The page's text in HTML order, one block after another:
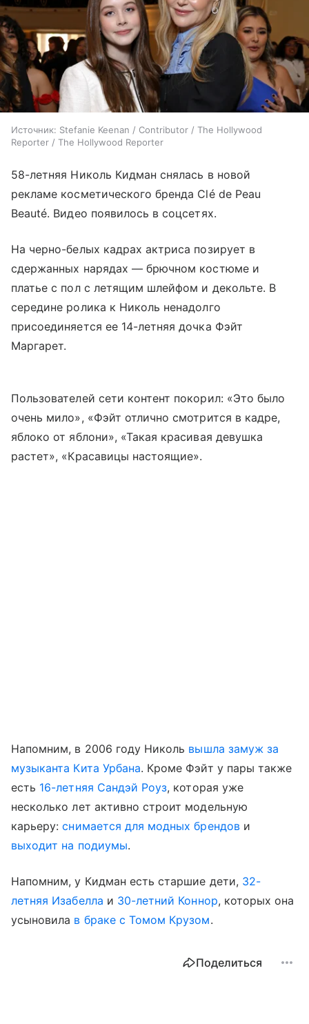
Источник: Stefanie Keenan / Contributor / The Hollywood
Reporter / The Hollywood Reporter
58-летняя Николь Кидман снялась в новой
рекламе косметического бренда Clé de Peau
Beauté. Видео появилось в соцсетях.
На черно-белых кадрах актриса позирует в
сдержанных нарядах — брючном костюме и
платье с пол с летящим шлейфом и декольте. В
середине ролика к Николь ненадолго
присоединяется ее 14-летняя дочка Фэйт
Маргарет.
Пользователей сети контент покорил: «Это было
очень мило», «Фэйт отлично смотрится в кадре,
яблоко от яблони», «Такая красивая девушка
растет», «Красавицы настоящие».
Напомним, в 2006 году Николь вышла замуж за
музыканта Кита Урбана. Кроме Фэйт у пары также
есть 16-летняя Сандэй Роуз, которая уже
несколько лет активно строит модельную
карьеру:снимается для модных брендови
выходит на подиумы.
Напомним, у Кидман есть старшие дети, 32-
летняя Изабелла и 30-летний Коннор, которых она
усыновила в браке с Томом Крузом.
Поделиться